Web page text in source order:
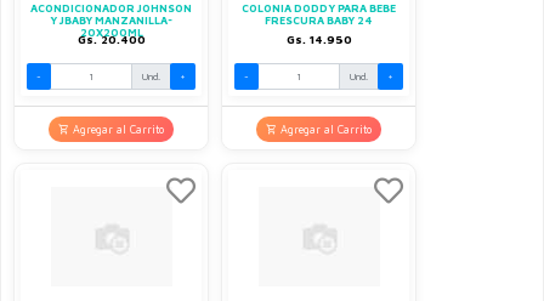
ACONDICIONADOR JOHNSON
Y JBABY MANZANILLA-
20X200ML
Gs. 20.400
- Und. +
Agregar al Carrito
COLONIA DODDY PARA BEBE
FRESCURA BABY 24
Gs. 14.950
- Und. +
Agregar al Carrito